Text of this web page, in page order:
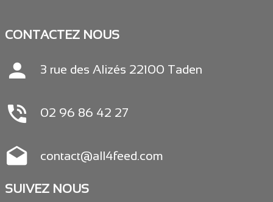
CONTACTEZ NOUS
3 rue des Alizés 22100 Taden
02 96 86 42 27
contact@all4feed.com
SUIVEZ NOUS